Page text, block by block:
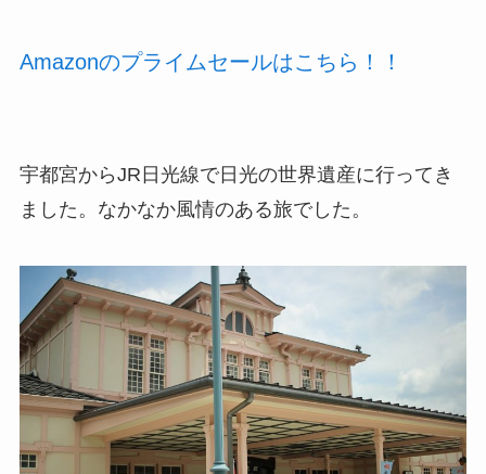
Amazonのプライムセールはこちら！！
宇都宮からJR日光線で日光の世界遺産に行ってき
ました。なかなか風情のある旅でした。